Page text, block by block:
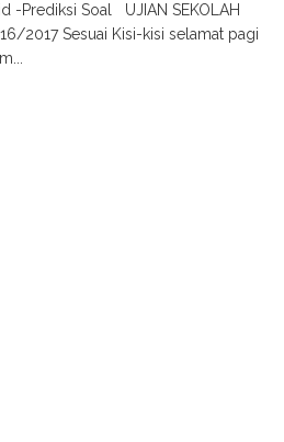
-Prediksi Soal UJIAN SEKOLAH
2017 Sesuai Kisi-kisi selamat pagi